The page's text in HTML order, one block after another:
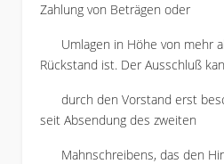
Zahlung von Beträgen oder
Umlagen in Höhe von mehr
Rückstand ist. Der Ausschluß
durch den Vorstand erst
seit Absendung des zweiten
Mahnschreibens, das den